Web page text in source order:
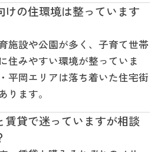
けの住環境は整っています
施設や公園が多く、子育て世帯
住みやすい環境が整っていま
平岡エリアは落ち着いた住宅街
ります。
賃貸で迷っていますが相談